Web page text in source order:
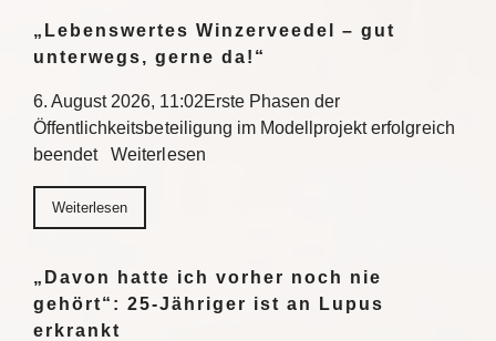
„Lebenswertes Winzerveedel – gut
unterwegs, gerne da!“
6. August 2026, 11:02Erste Phasen der
Öffentlichkeitsbeteiligung im Modellprojekt erfolgreich
beendet Weiterlesen
Weiterlesen
„Davon hatte ich vorher noch nie
gehört“: 25-Jähriger ist an Lupus
erkrankt